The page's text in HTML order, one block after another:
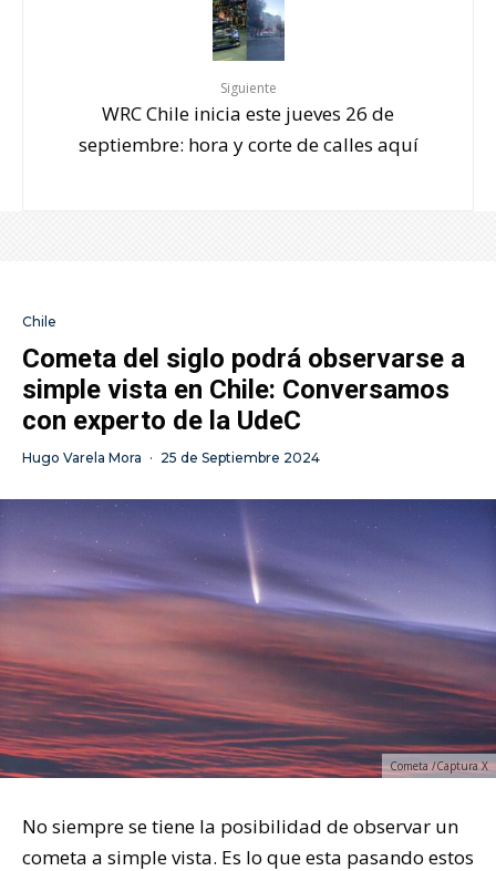
Siguiente
WRC Chile inicia este jueves 26 de
septiembre: hora y corte de calles aquí
Chile
Cometa del siglo podrá observarse a
simple vista en Chile: Conversamos
con experto de la UdeC
Hugo Varela Mora · 25 de Septiembre 2024
Cometa /Captura X
No siempre se tiene la posibilidad de observar un
cometa a simple vista. Es lo que esta pasando estos